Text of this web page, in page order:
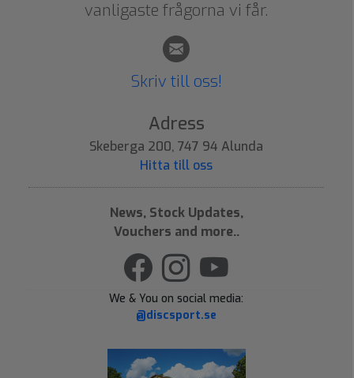
vanligaste frågorna vi får.
Skriv till oss!
Adress
Skeberga 200, 747 94 Alunda
Hitta till oss
News, Stock Updates,
Vouchers and more..
We & You on social media:
@discsport.se